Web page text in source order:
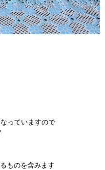
っていますので
ものを含みます